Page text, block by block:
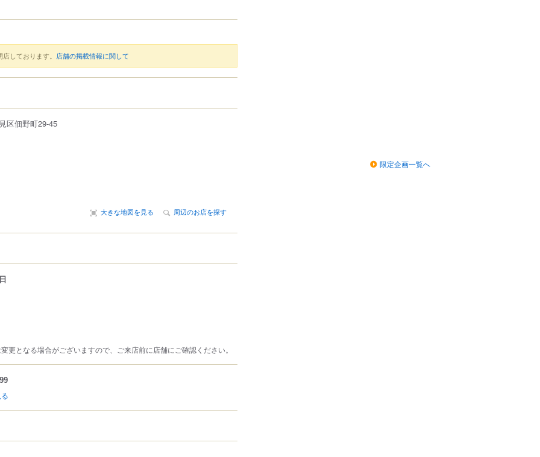
しております。 店舗の掲載情報に関して
区佃野町29-45
大きな地図を見る 周辺のお店を探す
更となる場合がございますので、ご来店前に店舗にご確認ください。
限定企画一覧へ